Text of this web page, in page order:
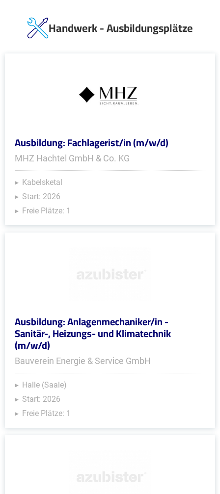
Handwerk - Ausbildungsplätze
Ausbildung: Fachlagerist/in (m/w/d)
MHZ Hachtel GmbH & Co. KG
Kabelsketal
Start: 2026
Freie Plätze: 1
Ausbildung: Anlagenmechaniker/in -
Sanitär-, Heizungs- und Klimatechnik
(m/w/d)
Bauverein Energie & Service GmbH
Halle (Saale)
Start: 2026
Freie Plätze: 1